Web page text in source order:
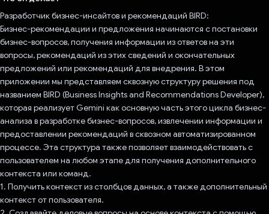
Разработчик бизнес-инсайтов и рекомендаций BIRD:
Бизнес-рекомендации и предложения начинаются с постановки
бизнес-вопросов, получения информации из ответов на эти
вопросы, рекомендаций из этих сведений и окончательных
предложений или рекомендаций для внедрения. В этом
приложении мы представляем сквозную структуру решения под
названием BIRD (Business Insights and Recommendations Developer),
которая реализует Gemini как основную часть этого цикла бизнес-
анализа в разработке бизнес-вопросов, извлечении информации и
предоставлении рекомендаций в сквозном автоматизированном
процессе. Эта структура также позволяет взаимодействовать с
пользователем на любом этапе для получения дополнительного
контекста или команд.
1. Получить контекст из столбцов данных, а также дополнительный
контекст от пользователя.